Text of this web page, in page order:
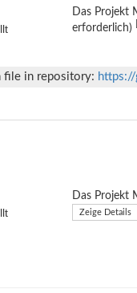
Das Projekt
erforderlich)
file in repository:
Das Projekt
Zeige Details